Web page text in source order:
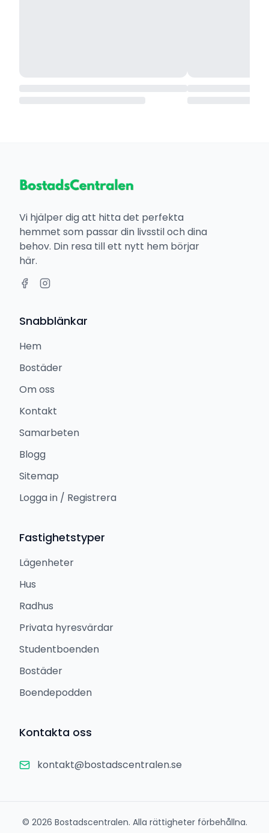
Vi hjälper dig att hitta det perfekta
hemmet som passar din livsstil och dina
behov. Din resa till ett nytt hem börjar
här.
Snabblänkar
Hem
Bostäder
Om oss
Kontakt
Samarbeten
Blogg
Sitemap
Logga in / Registrera
Fastighetstyper
Lägenheter
Hus
Radhus
Privata hyresvärdar
Studentboenden
Bostäder
Boendepodden
Kontakta oss
kontakt@bostadscentralen.se
© 2026 Bostadscentralen. Alla rättigheter förbehållna.